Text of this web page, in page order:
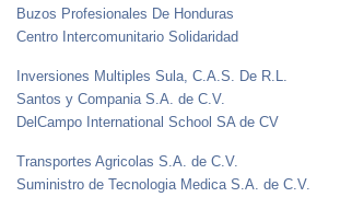
Buzos Profesionales De Honduras
Centro Intercomunitario Solidaridad
Inversiones Multiples Sula, C.A.S. De R.L.
Santos y Compania S.A. de C.V.
DelCampo International School SA de CV
Transportes Agricolas S.A. de C.V.
Suministro de Tecnologia Medica S.A. de C.V.